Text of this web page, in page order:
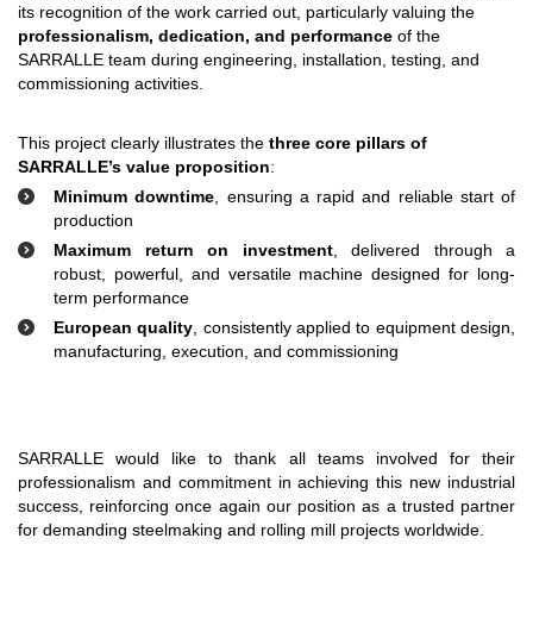
its recognition of the work carried out, particularly valuing the
professionalism, dedication, and performance of the
SARRALLE team during engineering, installation, testing, and
commissioning activities.
This project clearly illustrates the three core pillars of
SARRALLE’s value proposition:
Minimum downtime , ensuring a rapid and reliable start of
production
Maximum return on investment, delivered through a
robust, powerful, and versatile machine designed for long-
term performance
European quality , consistently applied to equipment design,
manufacturing, execution, and commissioning
SARRALLE would like to thank all teams involved for their
professionalism and commitment in achieving this new industrial
success, reinforcing once again our position as a trusted partner
for demanding steelmaking and rolling mill projects worldwide.